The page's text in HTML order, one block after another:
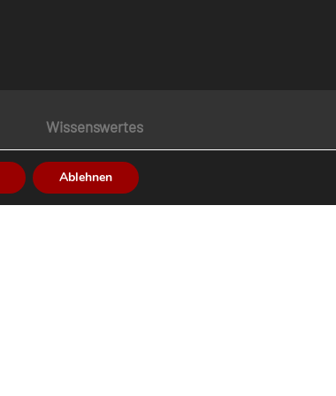
Wissenswertes
Tirol Lexikon
Nachrichten
Ablehnen